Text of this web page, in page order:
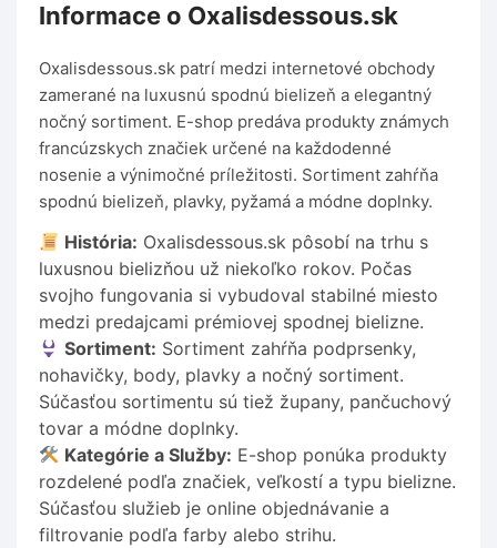
Informace o Oxalisdessous.sk
Oxalisdessous.sk patrí medzi internetové obchody
zamerané na luxusnú spodnú bielizeň a elegantný
nočný sortiment. E-shop predáva produkty známych
francúzskych značiek určené na každodenné
nosenie a výnimočné príležitosti. Sortiment zahŕňa
spodnú bielizeň, plavky, pyžamá a módne doplnky.
História: Oxalisdessous.sk pôsobí na trhu s
luxusnou bielizňou už niekoľko rokov. Počas
svojho fungovania si vybudoval stabilné miesto
medzi predajcami prémiovej spodnej bielizne.
Sortiment: Sortiment zahŕňa podprsenky,
nohavičky, body, plavky a nočný sortiment.
Súčasťou sortimentu sú tiež župany, pančuchový
tovar a módne doplnky.
Kategórie a Služby: E-shop ponúka produkty
rozdelené podľa značiek, veľkostí a typu bielizne.
Súčasťou služieb je online objednávanie a
filtrovanie podľa farby alebo strihu.